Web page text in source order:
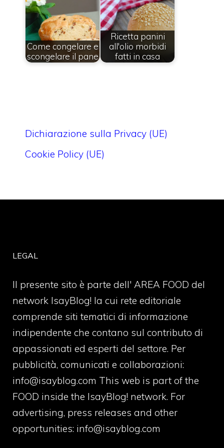
Come congelare e
scongelare il pane
Ricetta panini
all'olio morbidi
fatti in casa
Dichiarazione sulla Privacy (UE)
Cookie Policy (UE)
LEGAL
Il presente sito è parte dell' AREA FOOD del
network IsayBlog! la cui rete editoriale
comprende siti tematici di informazione
indipendente che contano sul contributo di
appassionati ed esperti del settore. Per
pubblicità, comunicati e collaborazioni:
info@isayblog.com This web is part of the
FOOD inside the IsayBlog! network. For
advertising, press releases and other
opportunities: info@isayblog.com